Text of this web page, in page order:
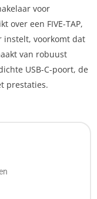
voor
over een FIVE-TAP,
instelt, voorkomt dat
van robuust
USB-C-poort, de
prestaties.